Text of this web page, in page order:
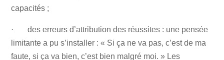
capacités ;
· des erreurs d’attribution des réussites : une pensée
limitante a pu s’installer : « Si ça ne va pas, c’est de ma
faute, si ça va bien, c’est bien malgré moi. » Les